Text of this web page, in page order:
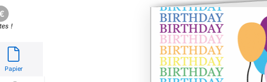
!
Papier